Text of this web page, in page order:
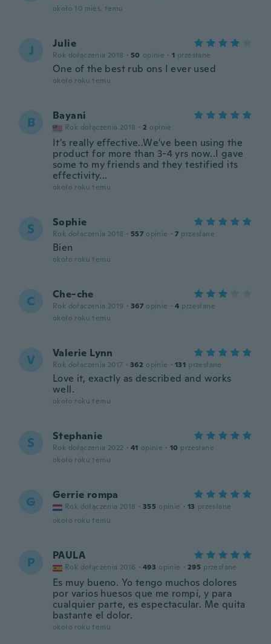
około 10 mies. temu
J Julie
Rok dołączenia 2018 · 50 opinie · 1 przesłane
One of the best rub ons I ever used
około roku temu
B Bayani
Rok dołączenia 2018 · 2 opinie
It's really effective..We've been using the
product for more than 3-4 yrs now..I gave
some to my friends and they testified its
effectivity...
około roku temu
S Sophie
Rok dołączenia 2018 · 557 opinie · 7 przesłane
Bien
około roku temu
C Che-che
Rok dołączenia 2019 · 367 opinie · 4 przesłane
około roku temu
V Valerie Lynn
Rok dołączenia 2017 · 362 opinie · 131 przesłane
Love it, exactly as described and works
well.
około roku temu
S Stephanie
Rok dołączenia 2022 · 41 opinie · 10 przesłane
około roku temu
G Gerrie rompa
Rok dołączenia 2018 · 355 opinie · 13 przesłane
około roku temu
P PAULA
Rok dołączenia 2016 · 493 opinie · 295 przesłane
Es muy bueno. Yo tengo muchos dolores
por varios huesos que me rompí, y para
cualquier parte, es espectacular. Me quita
bastante el dolor.
około roku temu